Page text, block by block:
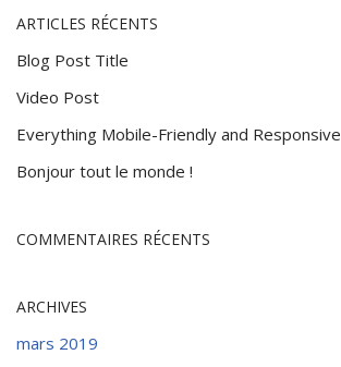
ARTICLES RÉCENTS
Blog Post Title
Video Post
Everything Mobile-Friendly and Responsive
Bonjour tout le monde !
COMMENTAIRES RÉCENTS
ARCHIVES
mars 2019